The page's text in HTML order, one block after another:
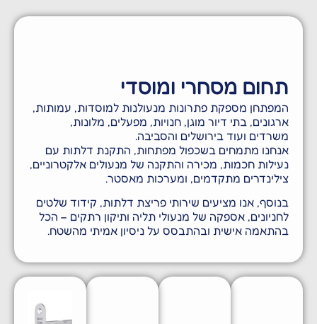
לרכב פריצת רכבים | תיקון
תחום מסחרי ומוסדי
המפתחן מספקת פתרונות מנעולנות למוסדות, עמותות,
ארגונים, בתי דיור מוגן, חנויות, מפעלים, מלונות,
משרדים ועוד בירושלים והסביבה.
אנחנו מתמחים בשכפול מפתחות, התקנת דלתות עם
נעילות חכמות, מכירה והתקנה של מנעולים אלקטרוניים,
צילינדרים מתקדמים, ומערכות מאסטר.
בנוסף, אנו מציעים שירותי פריצת דלתות, קידוד שלטים
לחניונים, אספקה של מנעולי תליה ותיקון רתקים – הכל
בהתאמה אישית ובהתבסס על ניסיון אמיתי מהשטח.